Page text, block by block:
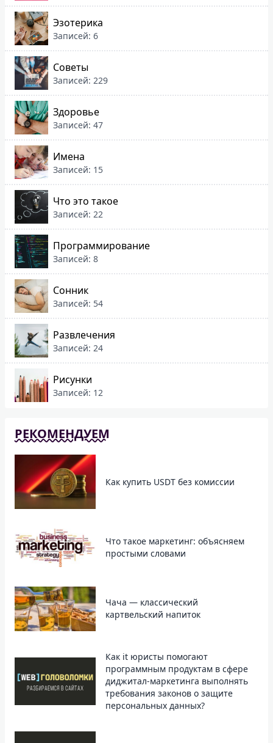
Эзотерика
Записей: 6
Советы
Записей: 229
Здоровье
Записей: 47
Имена
Записей: 15
Что это такое
Записей: 22
Программирование
Записей: 8
Сонник
Записей: 54
Развлечения
Записей: 24
Рисунки
Записей: 12
РЕКОМЕНДУЕМ
Как купить USDT без комиссии
Что такое маркетинг: объясняем
простыми словами
Чача — классический
картвельский напиток
Как it юристы помогают
программным продуктам в сфере
диджитал-маркетинга выполнять
требования законов о защите
персональных данных?